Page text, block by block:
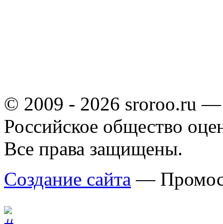
© 2009 - 2026 sroroo.ru —
Российское общество
Все права защищены.
Создание сайта —